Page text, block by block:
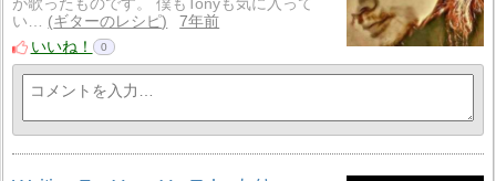
が歌ったものです。 僕もTonyも気に入って
い…
ギターのレシピ
7年前
いいね！
0